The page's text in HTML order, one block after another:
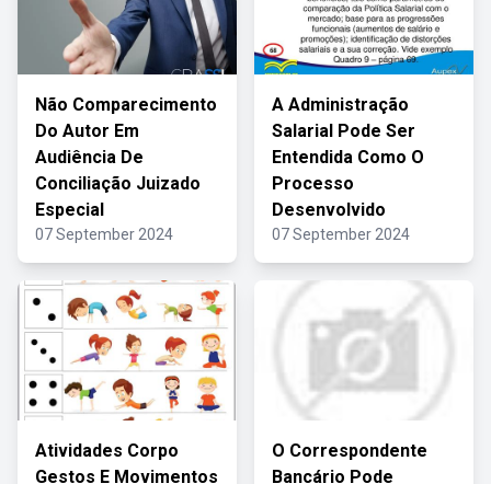
Não Comparecimento
Do Autor Em
Audiência De
Conciliação Juizado
Especial
07 September 2024
A Administração
Salarial Pode Ser
Entendida Como O
Processo
Desenvolvido
07 September 2024
Atividades Corpo
Gestos E Movimentos
O Correspondente
Bancário Pode